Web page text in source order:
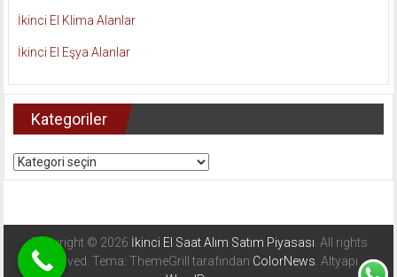
İkinci El Klima Alanlar
İkinci El Eşya Alanlar
Kategoriler
Kategoriler
Copyright © 2026 İkinci El Saat Alım Satım Piyasası. All rights
reserved. Tema: ThemeGrill tarafından ColorNews. Altyapı